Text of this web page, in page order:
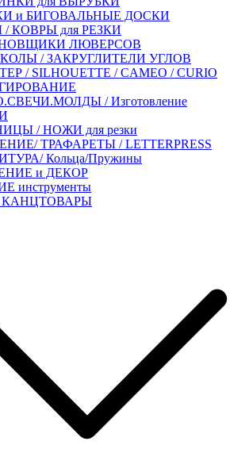
и БИГОВАЛЬНЫЕ ДОСКИ
КОВРЫ для РЕЗКИ
ЛЮВЕРСОВ
/ ЗАКРУГЛИТЕЛИ УГЛОВ
/ SILHOUETTE / CAMEO / CURIO
/ Изготовление
/ НОЖИ для резки
ТРАФАРЕТЫ / LETTERPRESS
Кольца/Пружины
и ДЕКОР
инструменты